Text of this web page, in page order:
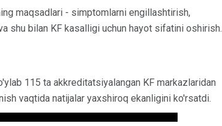
maqsadlari - simptomlarni engillashtirish,
shu bilan KF kasalligi uchun hayot sifatini oshirish.
115 ta akkreditatsiyalangan KF markazlaridan
vaqtida natijalar yaxshiroq ekanligini ko'rsatdi.